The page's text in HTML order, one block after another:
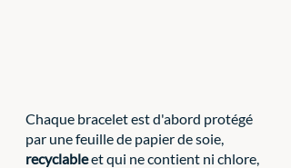
Chaque bracelet est d'abord protégé
par une feuille de papier de soie,
recyclable et qui ne contient ni chlore,